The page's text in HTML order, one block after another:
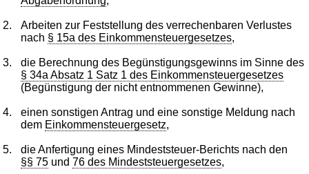
2.
Arbeiten zur Feststellung des verrechenbaren Verlustes
nach § 15a des Einkommensteuergesetzes,
3.
die Berechnung des Begünstigungsgewinns im Sinne des
§ 34a Absatz 1 Satz 1 des Einkommensteuergesetzes
(Begünstigung der nicht entnommenen Gewinne),
4.
einen sonstigen Antrag und eine sonstige Meldung nach
dem Einkommensteuergesetz,
5.
die Anfertigung eines Mindeststeuer-Berichts nach den
§§ 75 und76 des Mindeststeuergesetzes,